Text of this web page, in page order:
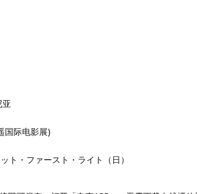
国际电影展)
ト・ファースト・ライト（日）